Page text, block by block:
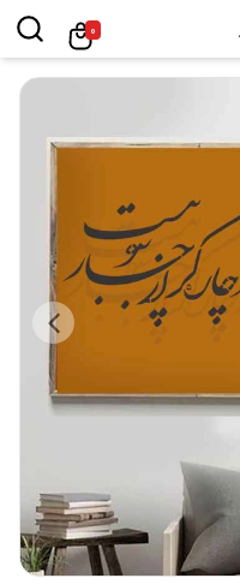
0